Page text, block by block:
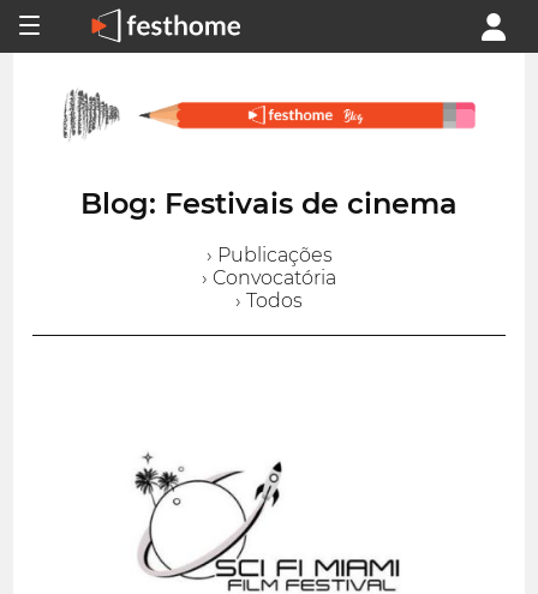
Blog: Festivais de cinema
› Publicações
› Convocatória
› Todos